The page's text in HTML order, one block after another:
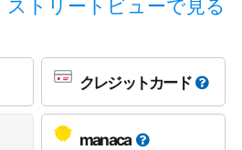
ストリートビューで見る
クレジットカード
manaca